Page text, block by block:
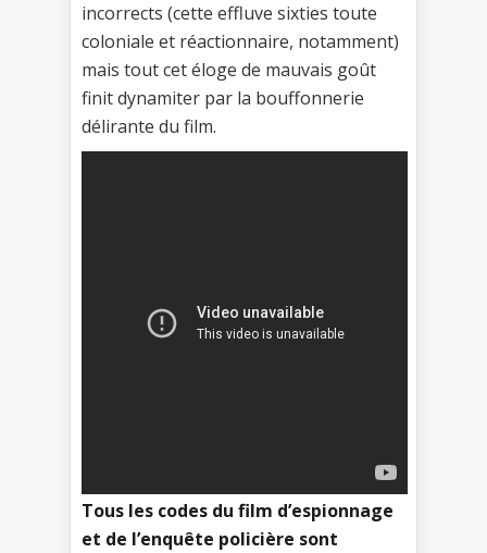
incorrects (cette effluve sixties toute
coloniale et réactionnaire, notamment)
mais tout cet éloge de mauvais goût
finit dynamiter par la bouffonnerie
délirante du film.
Tous les codes du film d’espionnage
et de l’enquête policière sont